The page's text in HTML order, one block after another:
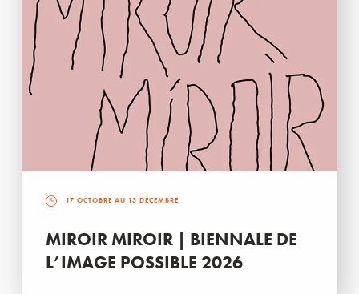
17 OCTOBRE AU 13 DÉCEMBRE
MIROIR MIROIR | BIENNALE DE
L’IMAGE POSSIBLE 2026